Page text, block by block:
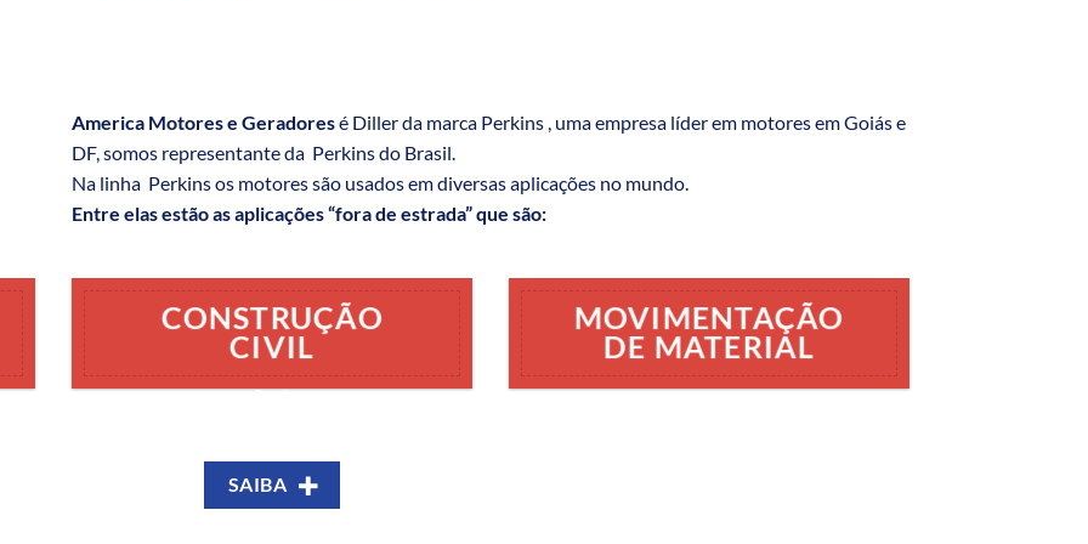
America Motores e Geradoresé Diller da marca Perkins , uma empresa líder em motores em Goiás e
DF, somos representante da Perkins do Brasil.
Na linha Perkins os motores são usados em diversas aplicações no mundo.
Entre elas estão as aplicações “fora de estrada” que são:
CONSTRUÇÃO
CIVIL
MOVIMENTAÇÃO
DE MATERIAL
SAIBA